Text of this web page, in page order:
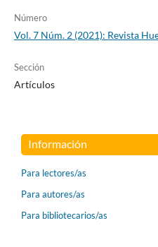
Número
Vol. 7 Núm. 2 (2021): Revista
Sección
Artículos
Información
Para lectores/as
Para autores/as
Para bibliotecarios/as